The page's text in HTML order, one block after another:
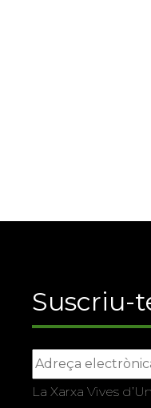
Suscriu-
La Xarxa Vives